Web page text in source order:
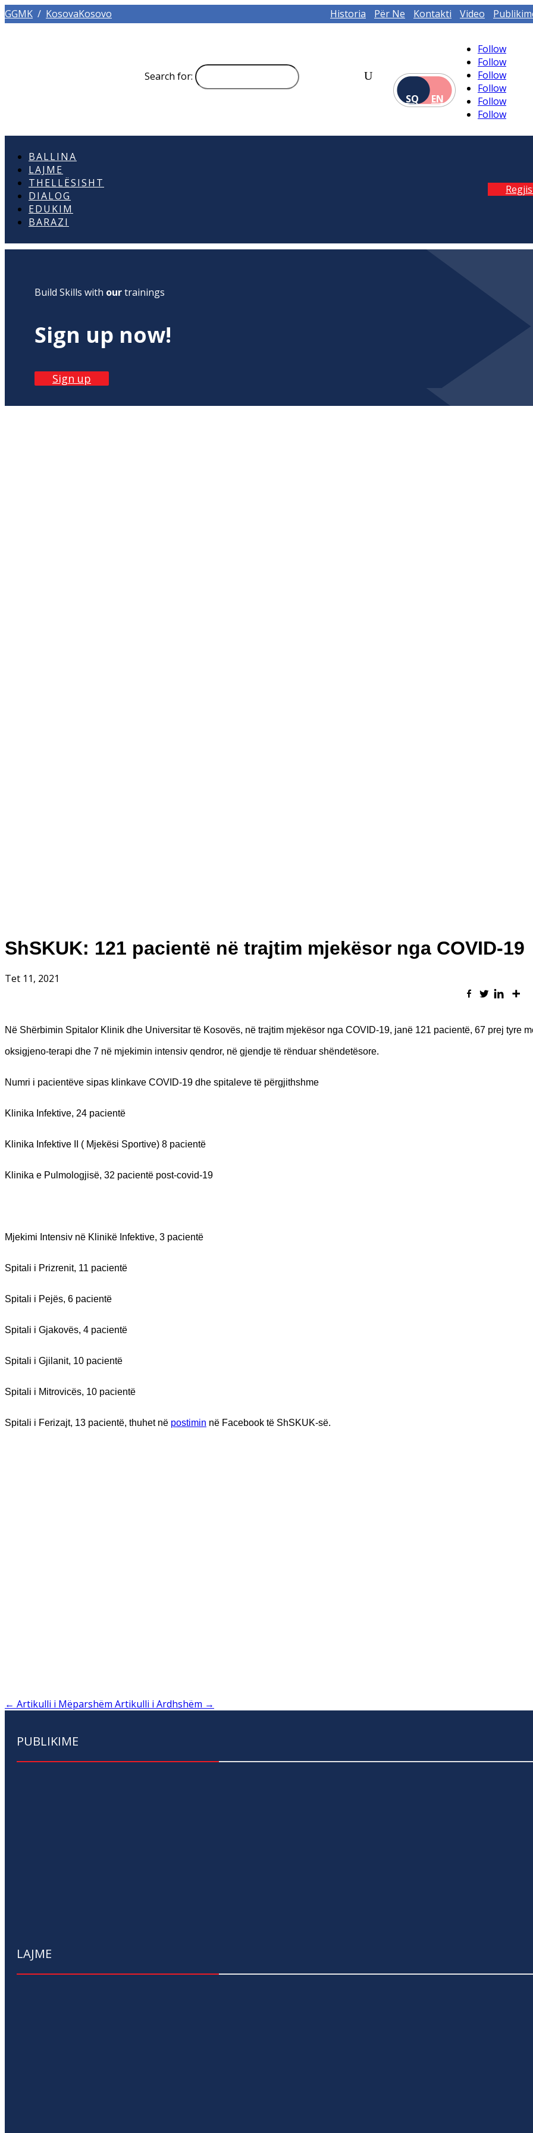
GGMK / KosovaKosovo Historia Për Ne Kontakti Video
Search for:
SQ
EN
Follow
Follow
Follow
Follow
Follow
Follow
BALLINA
LAJME
THELLËSISHT
DIALOG
EDUKIM
BARAZI
Build Skills with ourtrainings
Sign up now!
Sign up
ShSKUK: 121 pacientë në trajtim mjekësor nga COVID-19
Tet 11, 2021
Në Shërbimin Spitalor Klinik dhe Universitar të Kosovës, në trajtim mjekësor nga COVID-19, janë 121 pacientë, 67 prej tyre
oksigjeno-terapi dhe 7 në mjekimin intensiv qendror, në gjendje të rënduar shëndetësore.
Numri i pacientëve sipas klinkave COVID-19 dhe spitaleve të përgjithshme
Klinika Infektive, 24 pacientë
Klinika Infektive II ( Mjekësi Sportive) 8 pacientë
Klinika e Pulmologjisë, 32 pacientë post-covid-19
Mjekimi Intensiv në Klinikë Infektive, 3 pacientë
Spitali i Prizrenit, 11 pacientë
Spitali i Pejës, 6 pacientë
Spitali i Gjakovës, 4 pacientë
Spitali i Gjilanit, 10 pacientë
Spitali i Mitrovicës, 10 pacientë
Spitali i Ferizajt, 13 pacientë, thuhet në postimin në Facebook të ShSKUK-së.
← Artikulli i Mëparshëm Artikulli i Ardhshëm →
PUBLIKIME
LAJME